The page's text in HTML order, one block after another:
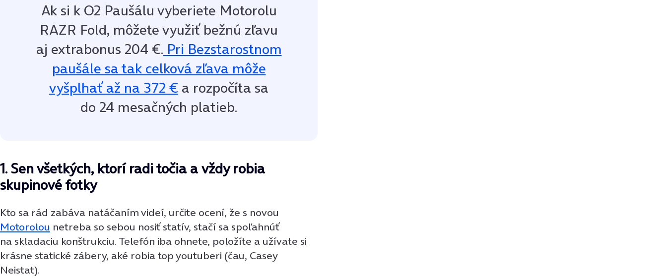
Ak si k O2 Paušálu vyberiete Motorolu
RAZR Fold, môžete využiť bežnú zľavu
aj extrabonus 204 €. Pri Bezstarostnom
paušále sa tak celková zľava môže
vyšplhať až na 372 € a rozpočíta sa
do 24 mesačných platieb.
1. Sen všetkých, ktorí radi točia a vždy robia
skupinové fotky
Kto sa rád zabáva natáčaním videí, určite ocení, že s novou
Motorolou netreba so sebou nosiť statív, stačí sa spoľahnúť
na skladaciu konštrukciu. Telefón iba ohnete, položíte a užívate si
krásne statické zábery, aké robia top youtuberi (čau, Casey
Neistat).